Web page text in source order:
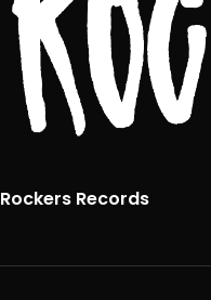
Rockers Records